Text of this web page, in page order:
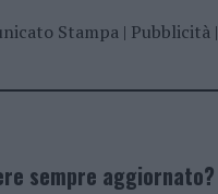
Stampa| Pubblicità|
sempre aggiornato?